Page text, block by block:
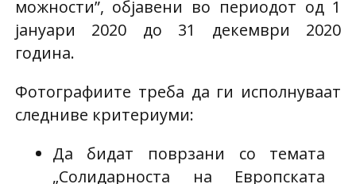
можности”, објавени во периодот од 1
јануари 2020 до 31 декември 2020
година.
Фотографиите треба да ги исполнуваат
следниве критериуми:
Да бидат поврзани со темата
„Солидарноста на Европската